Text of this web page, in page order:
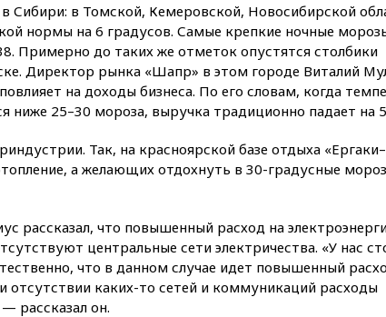
вчера, 20:45
россиянам могут
рекомендовать не
Армению
вчера, 20:35ПВО за
сбила еще 281
вчера, 20:27
призвала
вчера, 20:15 Минтранс
предложил
защиту дорог от БПЛА
средств на ремонт
Сибири: в Томской, Кемеровской, Новосибирской
нормы на 6 градусов. Самые крепкие ночные
Примерно до таких же отметок опустятся столбики
Директор рынка «Шапр» в этом городе Виталий
на доходы бизнеса. По его словам, когда
ниже 25–30 мороза, выручка традиционно падает на
Так, на красноярской базе отдыха
а желающих отдохнуть в 30-градусные
рассказал, что повышенный расход на
центральные сети электричества. «У нас
что в данном случае идет повышенный
отсутствии каких-то сетей и коммуникаций расходы
рассказал он.